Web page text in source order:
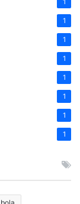
1
1
1
1
1
1
1
1